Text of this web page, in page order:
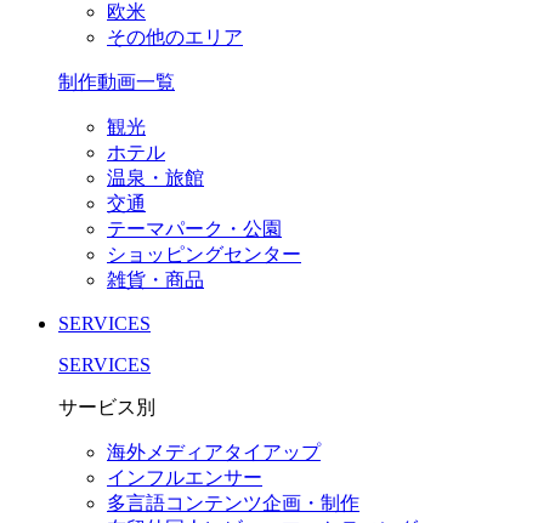
欧米
その他のエリア
制作動画一覧
観光
ホテル
温泉・旅館
交通
テーマパーク・公園
ショッピングセンター
雑貨・商品
SERVICES
SERVICES
サービス別
海外メディアタイアップ
インフルエンサー
多言語コンテンツ企画・制作